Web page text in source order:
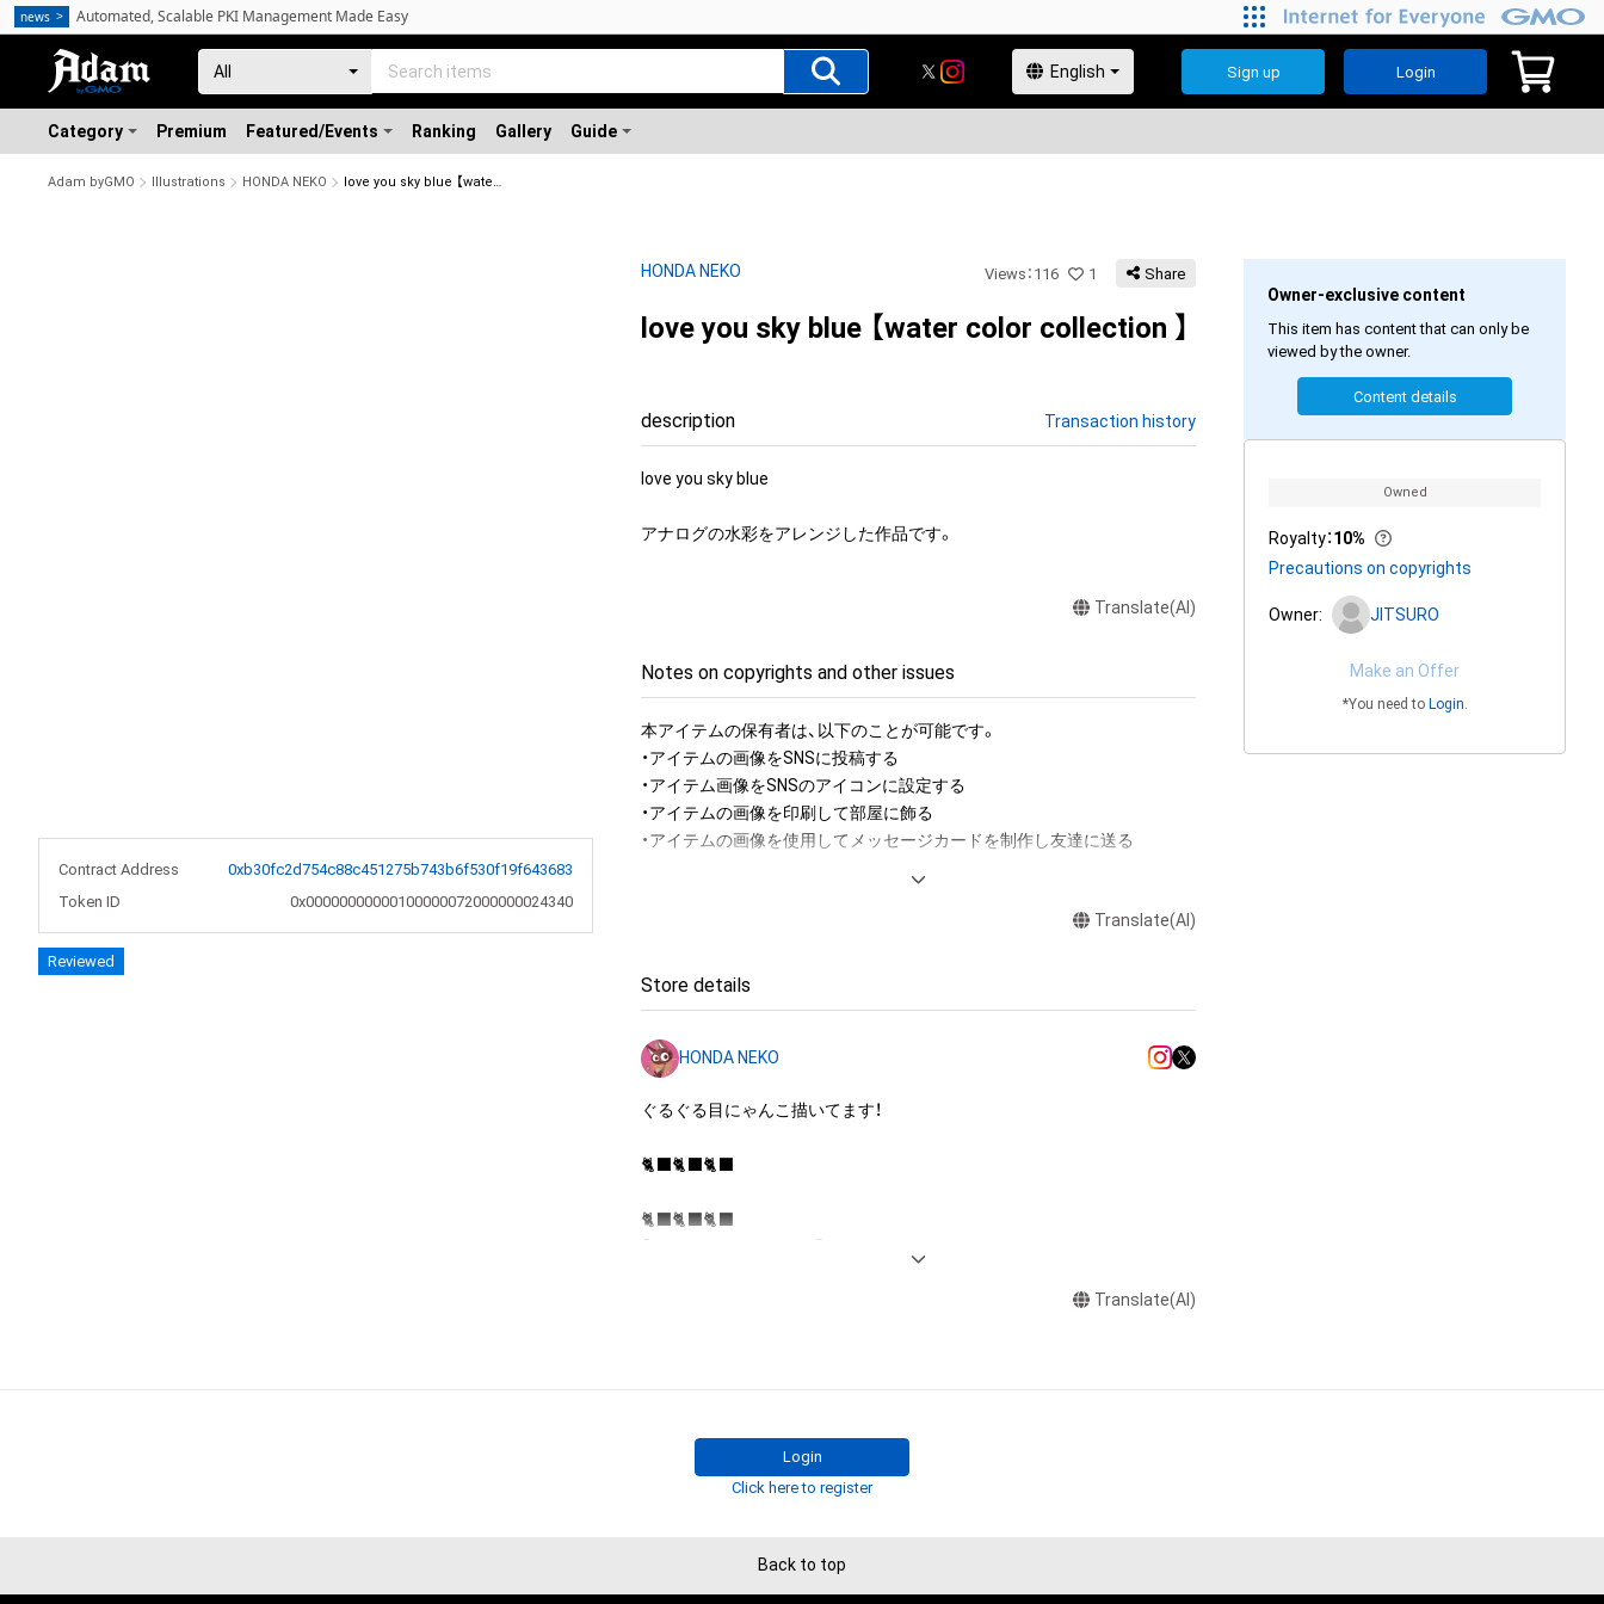
Sign up Login
Category Premium Featured/Events Ranking Gallery Guide
Adam byGMO Illustrations HONDA NEKO love you sky blue 【water color collection 】
Contract Address
0xb30fc2d754c88c451275b743b6f530f19f643683
Token ID
0x00000000000100000072000000024340
Reviewed
HONDA NEKO Views ： 116 1 Share
love you sky blue 【water color collection 】
description Transaction history
love you sky blue
アナログの水彩をアレンジした作品です。
Translate(AI)
Notes on copyrights and other issues
本アイテムの保有者は、以下のことが可能です。
・アイテムの画像をSNSに投稿する
・アイテム画像をSNSのアイコンに設定する
・アイテムの画像を印刷して部屋に飾る
・アイテムの画像を使用してメッセージカードを制作し友達に送る
・本アイテムに関する創作物(画像および映像、音楽、商標またはロゴ等を含
用新案権、商標権、意匠権その他の知的財産権(それらの権利を取得し、又は
託を受けている者によって保護されています。そのため、本アイテムを保
することを意味しません。
を受けている者からの事前の同意なしに、上記の「本アイテムの保有者が有
(改変、公開、配布、逆コンパイル、リバースエンジニアリングを含みますが、
これに限定されません。)を行うことはできません。
用またはその恐れのある利用など、作成者が不適切であると判断した場合、
の管理委託を受けている者は、何らの法的責任も負わないものとします。
このアイテムに関するお問い合わせ先
nosnosta@gmail.com
Translate(AI)
Store details
HONDA NEKO
ぐるぐる目にゃんこ描いてます！
🐈‍⬛🐈‍⬛🐈‍⬛
🐈‍⬛🐈‍⬛🐈‍⬛
ュー記事掲載させていただきました。P153に載ってます。本当にありがと
ている。
mobile.twitter.com/blue_nosta
www.instagram.com/nosnosta/
Translate(AI)
Owner-exclusive content
This item has content that can only be
viewed by the owner.
Content details
Owned
Royalty：10%
Precautions on copyrights
Owner: JITSURO
Make an Offer
*You need to Login.
Login
Click here to register
Back to top
news Automated, Scalable PKI Management Made Easy